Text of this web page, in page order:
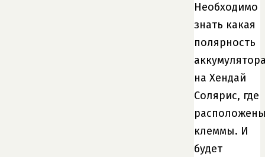
Необходимо
знать какая
полярность
на Хендай
Солярис, где
клеммы. И
будет